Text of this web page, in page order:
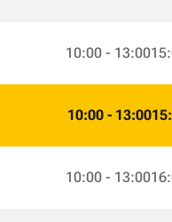
10:00 - 13:00
10:00 - 13:00
10:00 - 13:00